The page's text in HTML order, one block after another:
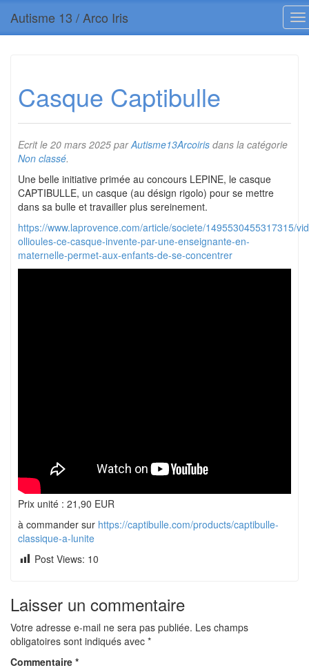
Autisme 13 / Arco Iris
Casque Captibulle
Ecrit le 20 mars 2025 parAutisme13Arcoiris dans la catégorie
Non classé.
Une belle initiative primée au concours LEPINE, le casque
CAPTIBULLE, un casque (au désign rigolo) pour se mettre
dans sa bulle et travailler plus sereinement.
https://www.laprovence.com/article/societe/1495530455317315/
ollioules-ce-casque-invente-par-une-enseignante-en-
maternelle-permet-aux-enfants-de-se-concentrer
Prix unité : 21,90 EUR
à commander sur https://captibulle.com/products/captibulle-
classique-a-lunite
Post Views: 10
Laisser un commentaire
Votre adresse e-mail ne sera pas publiée. Les champs
obligatoires sont indiqués avec *
Commentaire *